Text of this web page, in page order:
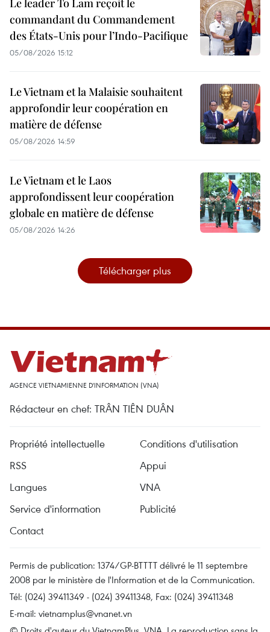
commandant du Commandement
des États-Unis pour l’Indo-Pacifique
05/08/2026 15:12
Le Vietnam et la Malaisie souhaitent
approfondir leur coopération en
matière de défense
05/08/2026 14:59
Le Vietnam et le Laos
approfondissent leur coopération
globale en matière de défense
05/08/2026 14:26
Télécharger plus
AGENCE VIETNAMIENNE D'INFORMATION (VNA)
Rédacteur en chef: TRÂN TIÊN DUÂN
Propriété intellectuelle
Conditions d'utilisation
RSS
Appui
Langues
VNA
Service d'information
Publicité
Contact
Permis de publication: 1374/GP-BTTTT délivré le 11 septembre
2008 par le ministère de l'Information et de la Communication.
Tél: (024) 39411349 - (024) 39411348, Fax: (024) 39411348
E-mail: vietnamplus@vnanet.vn